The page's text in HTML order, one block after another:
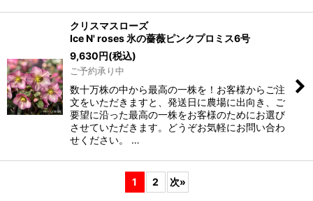
クリスマスローズ
Ice N' roses 氷の薔薇ピンクプロミス6号
9,630円(税込)
ご予約承り中
数十万株の中から最高の一株を！お客様からご注
文をいただきますと、発送日に農場に出向き、ご
要望に沿った最高の一株をお客様のためにお選び
させていただきます。どうぞお気軽にお問い合わ
せください。 …
1 2 次»